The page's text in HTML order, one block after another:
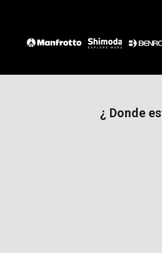
¿ Donde